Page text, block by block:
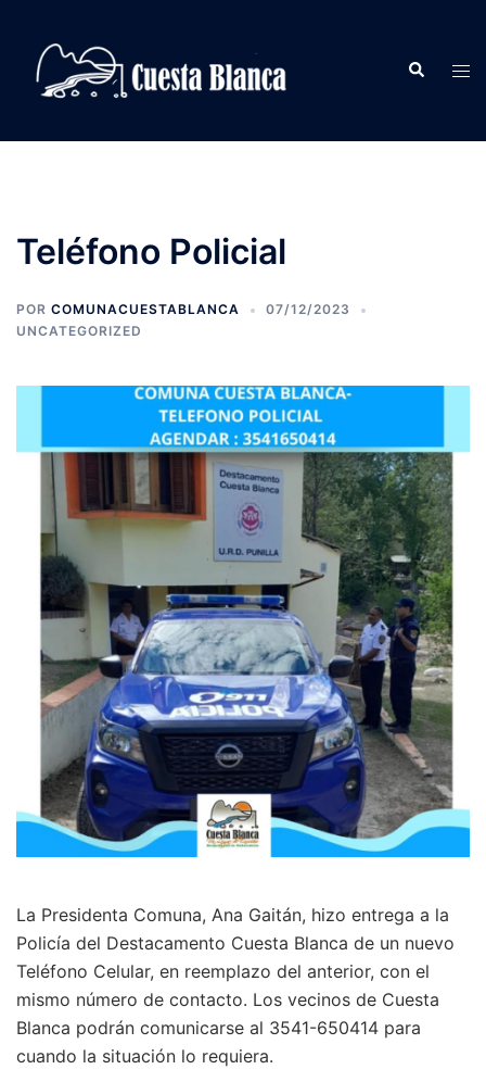
contenido
Buscar
Teléfono Policial
POR COMUNACUESTABLANCA
07/12/2023
UNCATEGORIZED
La Presidenta Comuna, Ana Gaitán, hizo entrega a la
Policía del Destacamento Cuesta Blanca de un nuevo
Teléfono Celular, en reemplazo del anterior, con el
mismo número de contacto. Los vecinos de Cuesta
Blanca podrán comunicarse al 3541-650414 para
cuando la situación lo requiera.